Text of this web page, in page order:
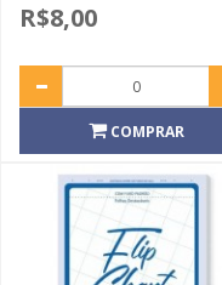
R$8,00
COMPRAR